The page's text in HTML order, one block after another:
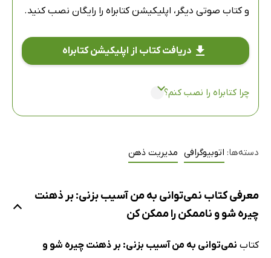
و کتاب صوتی دیگر، اپلیکیشن کتابراه را رایگان نصب کنید.
دریافت کتاب از اپلیکیشن کتابراه
چرا کتابراه را نصب کنم؟
دسته‌ها: اتوبیوگرافی مدیریت ذهن
معرفی کتاب نمی‌توانی به من آسیب بزنی: بر ذهنت
چیره شو و ناممکن را ممکن کن
کتاب نمی‌توانی به من آسیب بزنی: بر ذهنت چیره شو و